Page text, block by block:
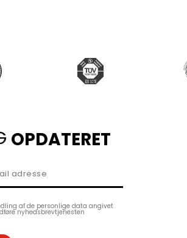
OPDATERET
af de personlige data angivet
nyhedsbrevtjenesten